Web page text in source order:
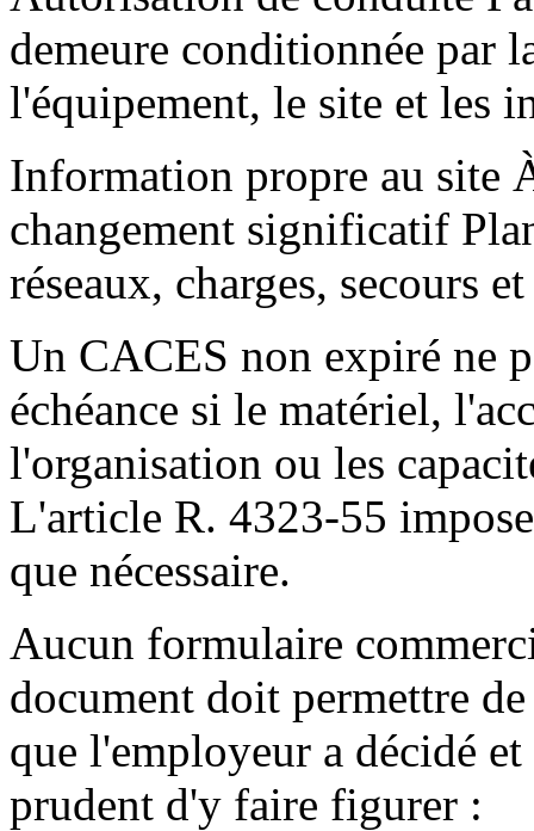
demeure conditionnée par
l'équipement, le site et les
Information propre au site
changement significatif
réseaux, charges, secours
Un CACES non expiré ne
échéance si le matériel,
l'organisation ou les
L'article R. 4323-55
que nécessaire.
Aucun formulaire
document doit permettre
que l'employeur a décidé
prudent d'y faire figurer :